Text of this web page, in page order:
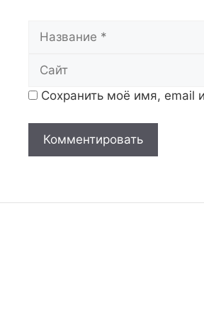
Название
Сохранить моё имя, email